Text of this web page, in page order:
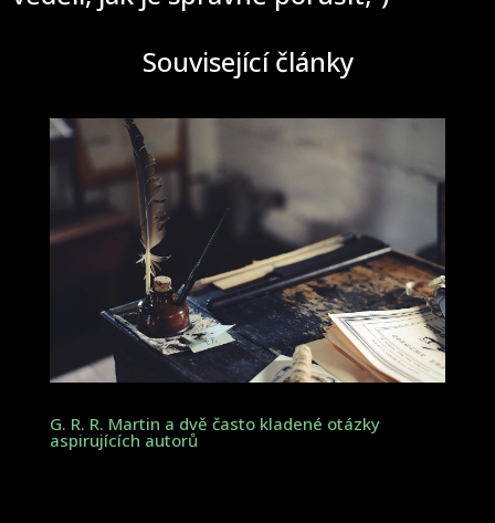
Související články
G. R. R. Martin a dvě často kladené otázky
aspirujících autorů